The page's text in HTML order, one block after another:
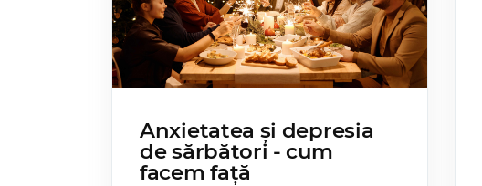
Anxietatea și depresia
de sărbători - cum
facem față